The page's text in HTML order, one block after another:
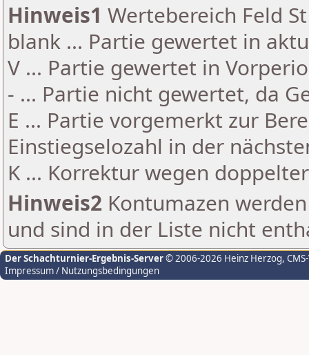
Hinweis1 Wertebereich Feld
blank ... Partie gewertet in
V ... Partie gewertet in
- ... Partie nicht gewertet, da
E ... Partie vorgemerkt zur
Einstiegselozahl in der
K ... Korrektur wegen
Hinweis2 Kontumazen
und sind in der Liste nicht
Der Schachturnier-Ergebnis-Server© 2006-2026 Heinz Herzog,
Impressum / Nutzungsbedingungen